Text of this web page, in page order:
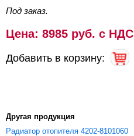
Под заказ.
Цена: 8985 руб. с НДС
Добавить в корзину:
Другая продукция
Радиатор отопителя 4202-8101060